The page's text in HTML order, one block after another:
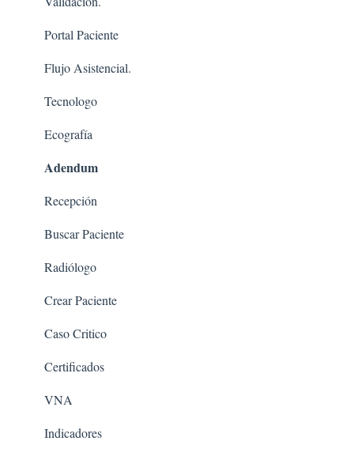
Portal Paciente
Flujo Asistencial.
Tecnologo
Ecografía
Adendum
Recepción
Buscar Paciente
Radiólogo
Crear Paciente
Caso Critico
Certificados
VNA
Indicadores